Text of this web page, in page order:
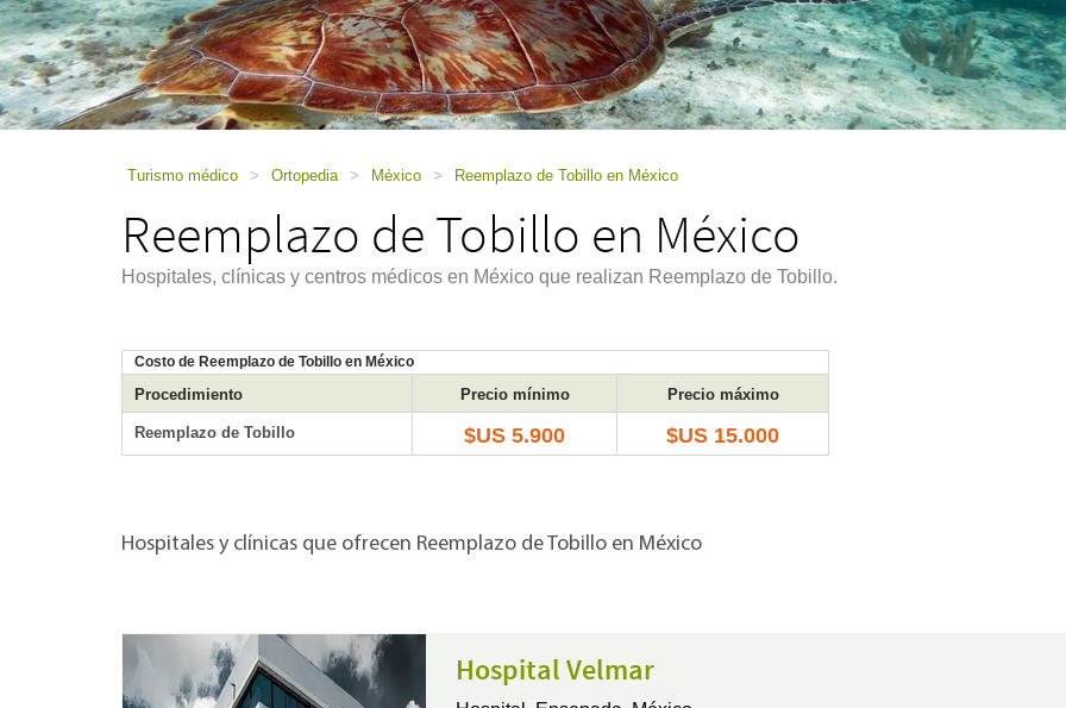
a
screen
reader;
Press
Control-
Turismo médico > Ortopedia > México > Reemplazo de Tobillo en México
Reemplazo de Tobillo en México
Hospitales, clínicas y centros médicos en México que realizan Reemplazo de Tobillo.
Costo de Reemplazo de Tobillo en México
Procedimiento Precio mínimo Precio máximo
Reemplazo de Tobillo $US 5.900 $US 15.000
Hospitales y clínicas que ofrecen Reemplazo de Tobillo en México
Hospital Velmar